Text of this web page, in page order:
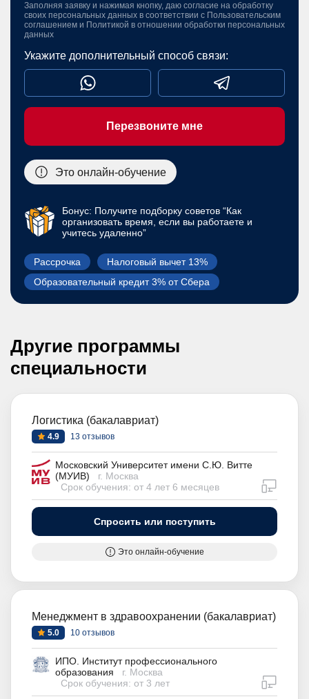
Бонус: Получите подборку советов “Как
организовать время, если вы работаете и
учитесь удаленно”
Рассрочка
Налоговый вычет 13%
Образовательный кредит 3% от Сбера
Заполняя заявку и нажимая кнопку, даю согласие на обработку
своих персональных данных в соответствии с Пользовательским
соглашением и Политикой в отношении обработки персональных
данных
Укажите дополнительный способ связи:
Перезвоните мне
Это онлайн-обучение
Другие программы
специальности
Логистика (бакалавриат)
4.9 13 отзывов
Московский Университет имени С.Ю. Витте
(МУИВ)
г. Москва
Срок обучения: от 4 лет 6 месяцев
Спросить или поступить
Это онлайн-обучение
Менеджмент в здравоохранении (бакалавриат)
5.0 10 отзывов
ИПО. Институт профессионального
образования
г. Москва
Срок обучения: от 3 лет